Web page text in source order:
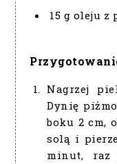
15 g oleju z
Nagrzej
Dynię
boku 2 cm,
solą i
minut, raz